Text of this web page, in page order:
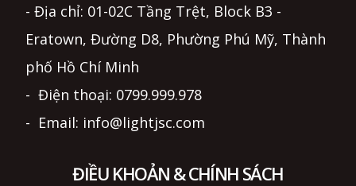
- Địa chỉ: 01-02C Tầng Trệt, Block B3 -
Eratown, Đường D8, Phường Phú Mỹ, Thành
phố Hồ Chí Minh
- Điện thoại: 0799.999.978
- Email: info@lightjsc.com
ĐIỀU KHOẢN & CHÍNH SÁCH